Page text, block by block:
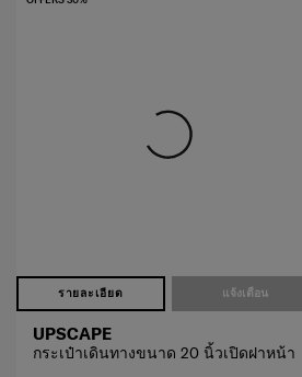
รายละเอียด แจ้งเตือน
UPSCAPE
กระเป๋าเดินทางขนาด 20 นิ้วเปิดฝาหน้า